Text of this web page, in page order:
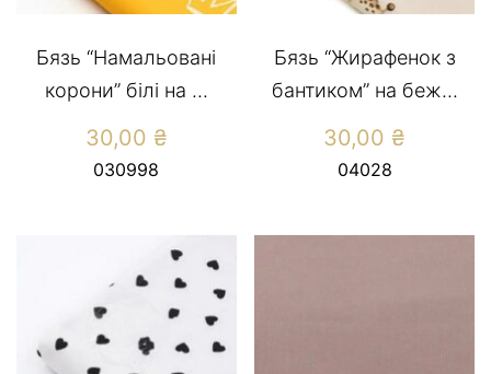
Бязь “Намальовані
корони” білі на ...
30,00 ₴
030998
Бязь “Жирафенок з
бантиком” на беж...
30,00 ₴
04028